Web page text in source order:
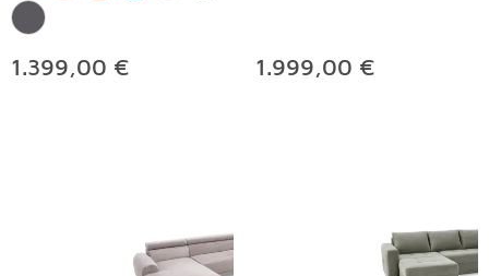
1.399,00 € 1.999,00 €